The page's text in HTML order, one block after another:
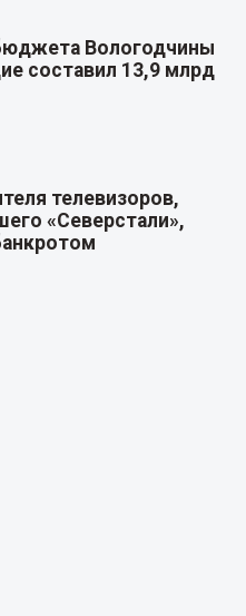
Вологодчины
составил 13,9 млрд
телевизоров,
«Северстали»,